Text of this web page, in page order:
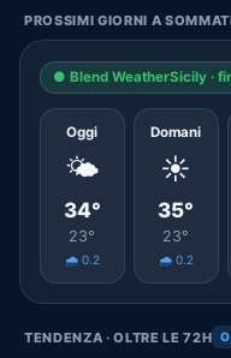
PROSSIMI GIORNI A
● Blend WeatherSicily ·
Oggi
🌤️
34°
23°
🌧️ 0.2
Domani
☀️
35°
23°
🌧️ 0.2
TENDENZA · OLTRE LE 72H